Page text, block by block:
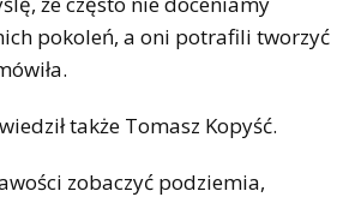
pokoleń, a oni potrafili tworzyć
także Tomasz Kopyść.
zobaczyć podziemia,